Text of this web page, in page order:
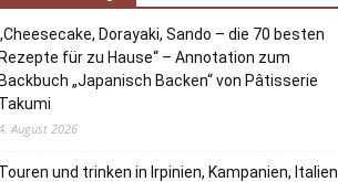
Dorayaki, Sando – die 70 besten
für zu Hause“ – Annotation zum
„Japanisch Backen“ von Pâtisserie
August 2026
und trinken in Irpinien, Kampanien, Italien